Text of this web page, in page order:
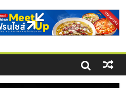
ในไทยที่ไหนดี?
บริการให้คุ้มค่าและตอบ